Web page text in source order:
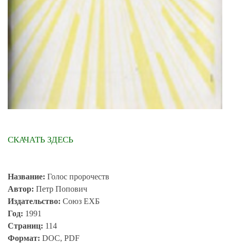
СКАЧАТЬ ЗДЕСЬ
Название: Голос пророчеств
Автор: Петр Попович
Издательство: Союз ЕХБ
Год: 1991
Страниц: 114
Формат: DOC, PDF